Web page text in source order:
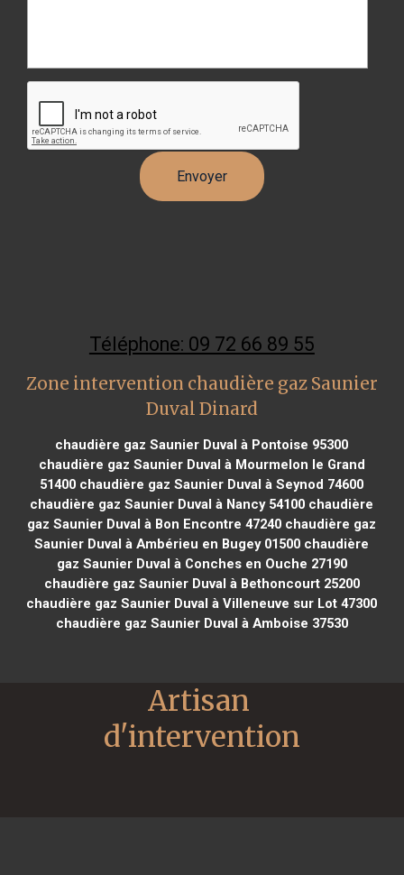
Téléphone: 09 72 66 89 55
Zone intervention chaudière gaz Saunier
Duval Dinard
chaudière gaz Saunier Duval à Pontoise 95300
chaudière gaz Saunier Duval à Mourmelon le Grand
51400 chaudière gaz Saunier Duval à Seynod 74600
chaudière gaz Saunier Duval à Nancy 54100 chaudière
gaz Saunier Duval à Bon Encontre 47240 chaudière gaz
Saunier Duval à Ambérieu en Bugey 01500 chaudière
gaz Saunier Duval à Conches en Ouche 27190
chaudière gaz Saunier Duval à Bethoncourt 25200
chaudière gaz Saunier Duval à Villeneuve sur Lot 47300
chaudière gaz Saunier Duval à Amboise 37530
Artisan
d'intervention